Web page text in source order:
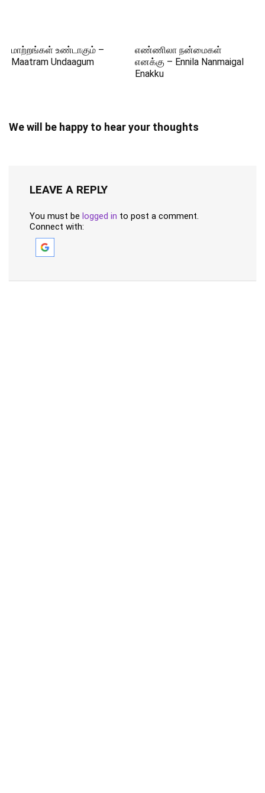
மாற்றங்கள் உண்டாகும் –
Maatram Undaagum
எண்ணிலா நன்மைகள்
எனக்கு – Ennila Nanmaigal
Enakku
We will be happy to hear your thoughts
LEAVE A REPLY
You must be logged in to post a comment.
Connect with: